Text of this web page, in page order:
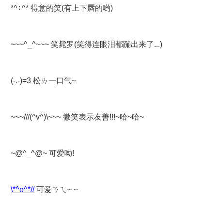
*^÷^* 得意的笑(有上下唇的哟)
~~~^_^~~~ 笑毙罗(笑得连眼泪都蹦出来了...)
(-.-)=3 松ㄌ一口气~
~~~///(^v^)\~~~ 微笑表示友善!!!~哈~哈~
~@^_^@~ 可爱呦!
\*^o^*//可爱ㄋㄟ~ ~